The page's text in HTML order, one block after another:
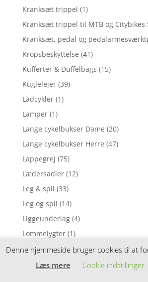
Kranksæt trippel (1)
Kranksæt trippel til MTB og Citybikes
Kranksæt, pedal og
Kropsbeskyttelse (41)
Kufferter & Duffelbags (15)
Kuglelejer (39)
Ladcykler (1)
Lamper (1)
Lange cykelbukser Dame (20)
Lange cykelbukser Herre (47)
Lappegrej (75)
Lædersadler (12)
Leg & spil (33)
Leg og spil (14)
Liggeunderlag (4)
Lommelygter (1)
Lommelygter & pandelamper (7)
Loosefit cykelshorts (14)
Denne hjemmeside bruger cookies til at
Læs mere
Cookie indstillinger